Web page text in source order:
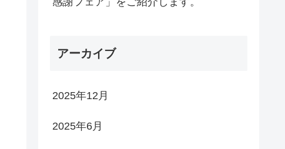
アーカイブ
2025年12月
2025年6月